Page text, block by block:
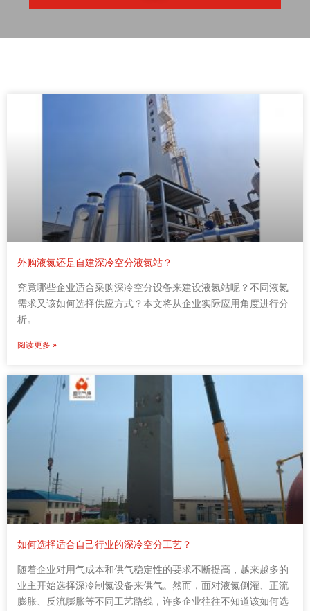
外购液氮还是自建深冷空分液氮站？
究竟哪些企业适合采购深冷空分设备来建设液氮站呢？不同液氮
需求又该如何选择供应方式？本文将从企业实际应用角度进行分
析。
阅读更多 »
如何选择适合自己行业的深冷空分工艺？
随着企业对用气成本和供气稳定性的要求不断提高，越来越多的
业主开始选择深冷制氮设备来供气。然而，面对液氮倒灌、正流
膨胀、反流膨胀等不同工艺路线，许多企业往往不知道该如何选